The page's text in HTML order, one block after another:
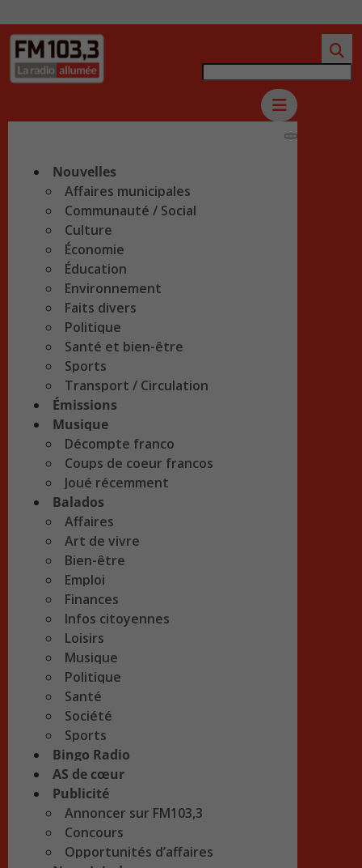
Nouvelles
Affaires municipales
Communauté / Social
Culture
Économie
Éducation
Environnement
Faits divers
Politique
Santé et bien-être
Sports
Transport / Circulation
Émissions
Musique
Décompte franco
Coups de coeur francos
Joué récemment
Balados
Affaires
Art de vivre
Bien-être
Emploi
Finances
Infos citoyennes
Loisirs
Musique
Politique
Santé
Société
Sports
Bingo Radio
AS de cœur
Publicité
Annoncer sur FM103,3
Concours
Opportunités d’affaires